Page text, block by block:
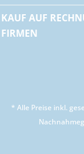
KAUF AUF
FIRMEN
* Alle Preise inkl.